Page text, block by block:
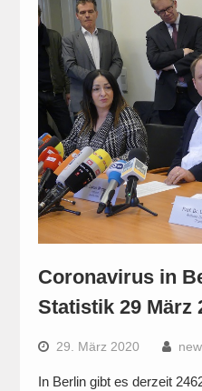
Coronavirus in
Statistik 29 März
29. März 2020
In Berlin gibt es derzeit